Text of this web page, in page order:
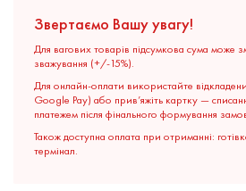
Звертаємо Вашу увагу!
Для вагових товарів підсумкова сума може
зважування (+/-15%).
Для онлайн-оплати використайте
Google Pay) або прив’яжіть картку —
платежем після фінального формування
Також доступна оплата при отриманні:
термінал.